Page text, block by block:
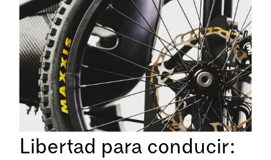
Libertad para conducir: